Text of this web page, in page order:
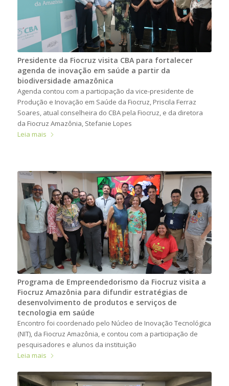
Presidente da Fiocruz visita CBA para fortalecer
agenda de inovação em saúde a partir da
biodiversidade amazônica
Agenda contou com a participação da vice-presidente de
Produção e Inovação em Saúde da Fiocruz, Priscila Ferraz
Soares, atual conselheira do CBA pela Fiocruz, e da diretora
da Fiocruz Amazônia, Stefanie Lopes
Leia mais
Programa de Empreendedorismo da Fiocruz visita a
Fiocruz Amazônia para difundir estratégias de
desenvolvimento de produtos e serviços de
tecnologia em saúde
Encontro foi coordenado pelo Núcleo de Inovação Tecnológica
(NIT), da Fiocruz Amazônia, e contou com a participação de
pesquisadores e alunos da instituição
Leia mais